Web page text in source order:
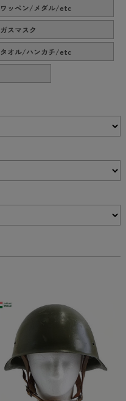
ワッペン/メダル/etc
ガスマスク
タオル/ハンカチ/etc